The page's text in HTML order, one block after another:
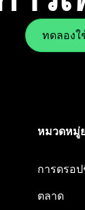
ทดลองใ
หมวดหมู่
การดรอ
ตลาด